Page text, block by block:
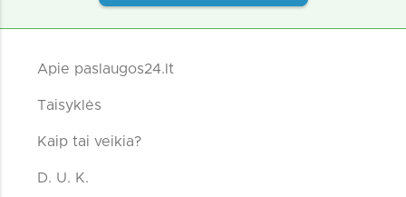
Apie paslaugos24.lt
Taisyklės
Kaip tai veikia?
D. U. K.